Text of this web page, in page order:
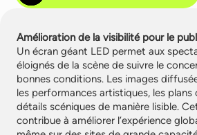
Amélioration de la visibilité pour le
Un écran géant LED permet aux
éloignés de la scène de suivre le
bonnes conditions. Les images
les performances artistiques, les plans
détails scéniques de manière lisible.
contribue à améliorer l’expérience